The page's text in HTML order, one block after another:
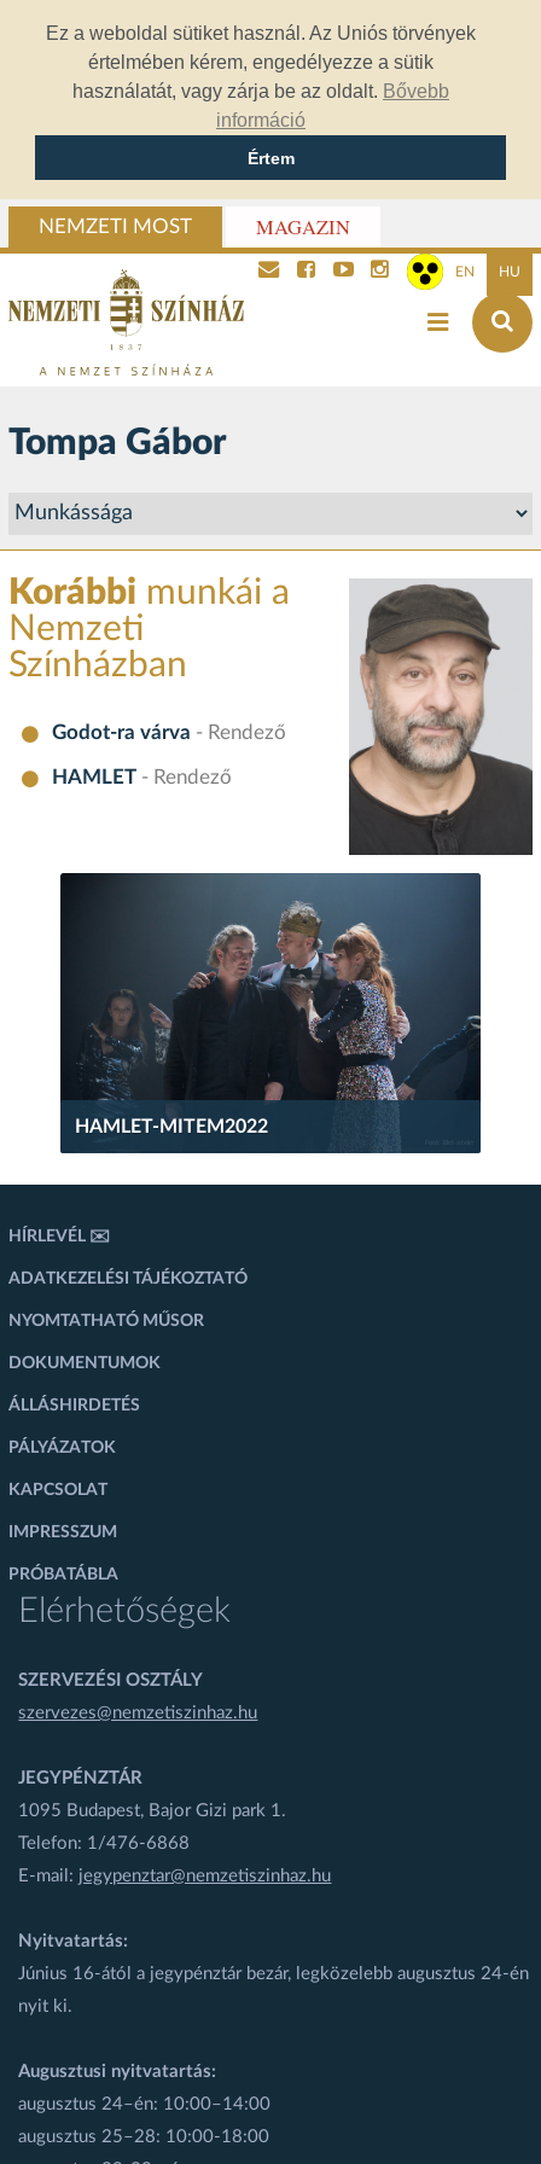
Ez a weboldal sütiket használ. Az Uniós törvények
értelmében kérem, engedélyezze a sütik
használatát, vagy zárja be az oldalt. Bővebb
információ
Értem
NEMZETI MOST MAGAZIN
EN HU
Tompa Gábor
Korábbi munkái a
Nemzeti
Színházban
Godot-ra várva - Rendező
HAMLET- Rendező
HAMLET-MITEM2022
HÍRLEVÉL ✉️
ADATKEZELÉSI TÁJÉKOZTATÓ
NYOMTATHATÓ MŰSOR
DOKUMENTUMOK
ÁLLÁSHIRDETÉS
PÁLYÁZATOK
KAPCSOLAT
IMPRESSZUM
PRÓBATÁBLA
Elérhetőségek
SZERVEZÉSI OSZTÁLY
szervezes@nemzetiszinhaz.hu
JEGYPÉNZTÁR
1095 Budapest, Bajor Gizi park 1.
Telefon: 1/476-6868
E-mail: jegypenztar@nemzetiszinhaz.hu
Nyitvatartás:
Június 16-ától a jegypénztár bezár, legközelebb augusztus 24-én
nyit ki.
Augusztusi nyitvatartás:
augusztus 24–én: 10:00–14:00
augusztus 25–28: 10:00-18:00